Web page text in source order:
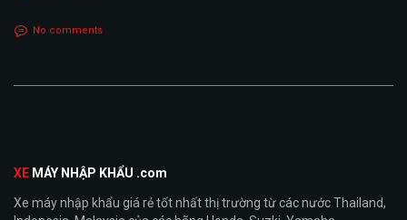
No comments
XE MÁY NHẬP KHẨU .com
Xe máy nhập khẩu giá rẻ tốt nhất thị trường từ các nước Thailand,